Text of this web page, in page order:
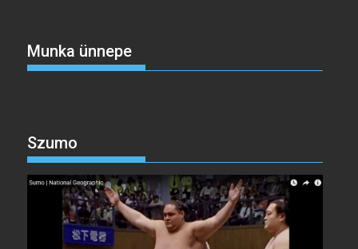
Munka ünnepe
Szumo